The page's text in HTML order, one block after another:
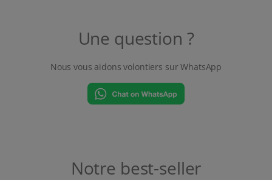
Une question ?
Nous vous aidons volontiers sur WhatsApp
Notre best-seller